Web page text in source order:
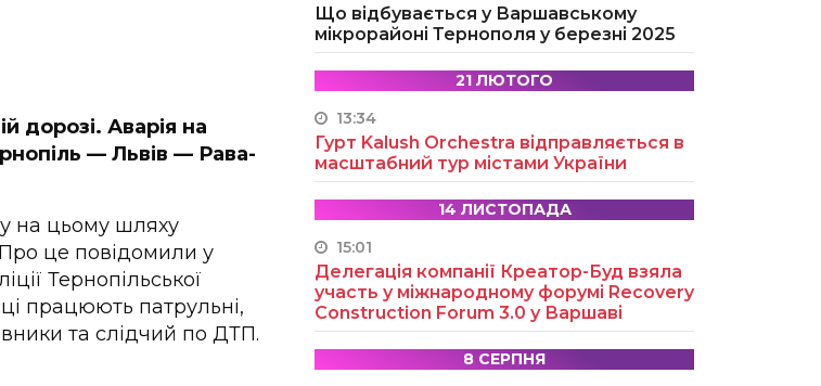
дорозі. Аварія на
— Львів — Рава-
на цьому шляху
це повідомили у
Тернопільської
працюють патрульні,
та слідчий по ДТП.
Що відбувається у Варшавському
мікрорайоні Тернополя у березні 2025
21 ЛЮТОГО
13:34
Гурт Kalush Orchestra відправляється в
масштабний тур містами України
14 ЛИСТОПАДА
15:01
Делегація компанії Креатор-Буд взяла
участь у міжнародному форумі Recovery
Construction Forum 3.0 у Варшаві
8 СЕРПНЯ